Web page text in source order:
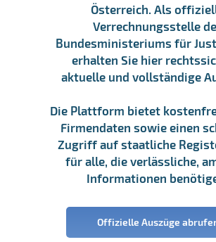
Österreich. Als
Verrechnungsstelle
Bundesministeriums für
erhalten Sie hier
aktuelle und vollständige
Die Plattform bietet
Firmendaten sowie einen
Zugriff auf staatliche
für alle, die verlässliche,
Informationen
Offizielle Auszüge